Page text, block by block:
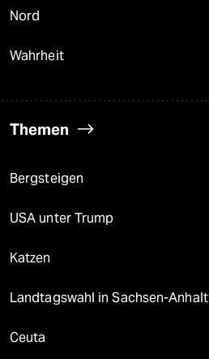
Nord
Wahrheit
Themen
Bergsteigen
USA unter Trump
Katzen
Landtagswahl in Sachsen-Anhalt
Ceuta